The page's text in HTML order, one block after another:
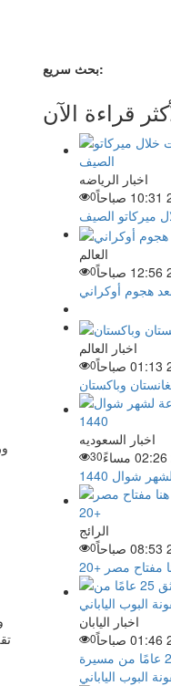
بحث سريع:
قراءة الآن
اخبار الرياضه
0
ميركاتو الصيف
العالم
0
هجوم أوكراني
اخبار العالم
0
وباكستان
اخبار السعوديه
30
شوال 1440
الرائج
0
مفتاح مصر +20
اخبار اليابان
0
اليابان | بيرفيوم.. فيلم وثائقي يوثق 25 عامًا من مسيرة
البوب الياباني